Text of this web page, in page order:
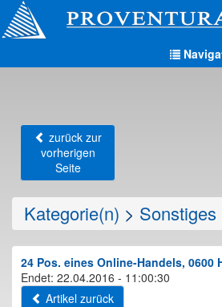
zurück zur
vorherigen
Seite
Kategorie(n) > Sonstiges
24 Pos. eines Online-Handels, 0600
Endet: 22.04.2016 - 11:00:30
Artikel zurück